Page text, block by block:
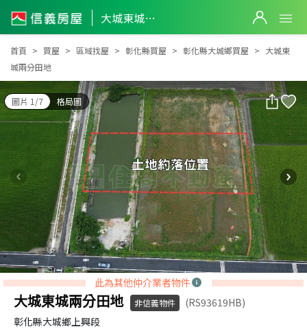
大城東城兩分田地
大城東城兩分田地
首頁 買屋 區域找屋 彰化縣買屋 彰化縣大城鄉買屋
大城東
城兩分田地
圖片 1/7 格局圖
此為其他仲介業者物件
大城東城兩分田地 非信義物件
(RS93619HB)
彰化縣大城鄉上興段